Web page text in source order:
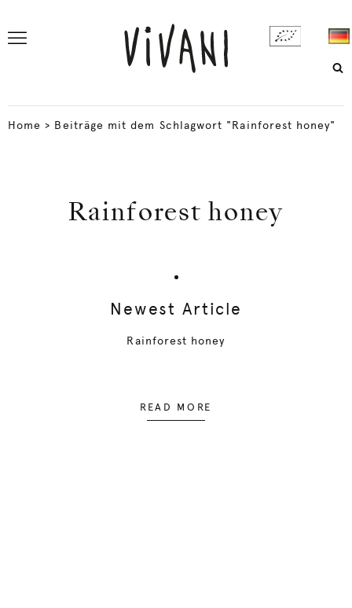
Home > Beiträge mit dem Schlagwort "Rainforest honey"
Rainforest honey
Newest Article
Rainforest honey
READ MORE